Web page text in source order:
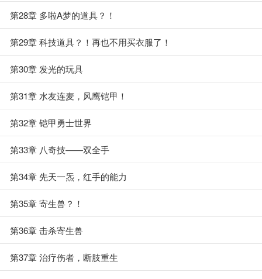
第28章 多啦A梦的道具？！
第29章 科技道具？！再也不用买衣服了！
第30章 发光的玩具
第31章 水友连麦，风鹰铠甲！
第32章 铠甲勇士世界
第33章 八奇技——双全手
第34章 先天一炁，红手的能力
第35章 寄生兽？！
第36章 击杀寄生兽
第37章 治疗伤者，断肢重生